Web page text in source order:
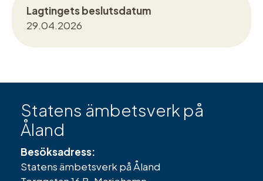
Lagtingets beslutsdatum
29.04.2026
Statens ämbetsverk på
Åland
Besöksadress:
Statens ämbetsverk på Åland